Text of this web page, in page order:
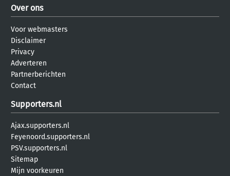
Over ons
Voor webmasters
Disclaimer
Privacy
Adverteren
Partnerberichten
Contact
Supporters.nl
Ajax.supporters.nl
Feyenoord.supporters.nl
PSV.supporters.nl
Sitemap
Mijn voorkeuren